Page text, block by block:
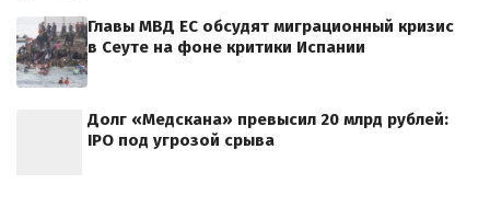
Главы МВД ЕС обсудят миграционный кризис
в Сеуте на фоне критики Испании
Долг «Медскана» превысил 20 млрд рублей:
IPO под угрозой срыва